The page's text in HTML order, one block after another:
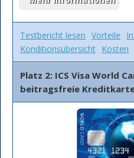
Testbericht lesen Vorteile
Konditionsübersicht Kosten
Platz 2: ICS Visa World
beitragsfreie